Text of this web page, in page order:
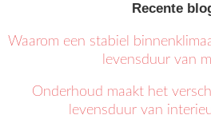
Recente
Waarom een stabiel
levensduur van
Onderhoud maakt het
levensduur van